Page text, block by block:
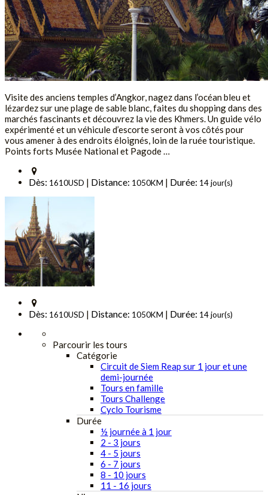
Visite des anciens temples d’Angkor, nagez dans l’océan bleu et
lézardez sur une plage de sable blanc, faites du shopping dans des
marchés fascinants et découvrez la vie des Khmers. Un guide vélo
expérimenté et un véhicule d’escorte seront à vos côtés pour
vous amener à des endroits éloignés, loin de la ruée touristique.
Points forts Musée National et Pagode …
Dès: 1610USD | Distance: 1050KM | Durée: 14 jour(s)
Dès: 1610USD | Distance: 1050KM | Durée: 14 jour(s)
Parcourir les tours
Catégorie
Circuit de Siem Reap sur 1 jour et une
demi-journée
Tours en famille
Tours Challenge
Cyclo Tourisme
Durée
½ journée à 1 jour
2 - 3 jours
4 - 5 jours
6 - 7 jours
8 - 10 jours
11 - 16 jours